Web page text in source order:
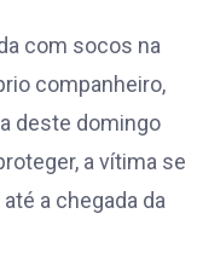
com socos na
companheiro,
deste domingo
a vítima se
a chegada da